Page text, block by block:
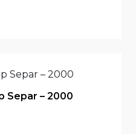
Separ – 2000